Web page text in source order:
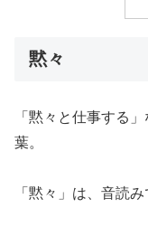
黙々
「黙々と仕事する
葉。
「黙々」は、音読